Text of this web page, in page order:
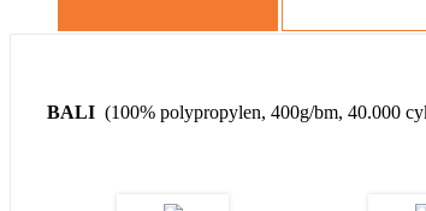
BALI (100% polypropylen, 400g/bm, 40.000